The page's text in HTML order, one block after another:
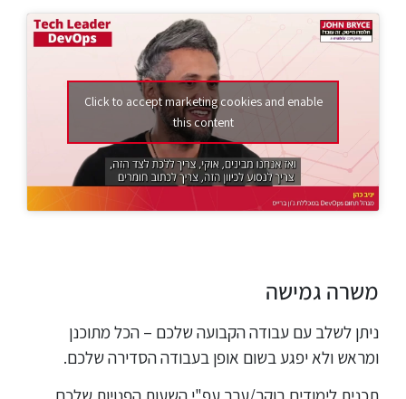
Click to accept marketing cookies and enable
this content
משרה גמישה
ניתן לשלב עם עבודה הקבועה שלכם – הכל מתוכנן
ומראש ולא יפגע בשום אופן בעבודה הסדירה שלכם.